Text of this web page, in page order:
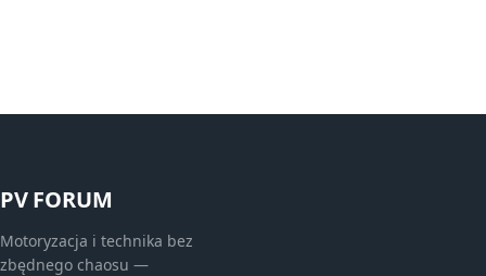
PV FORUM
Motoryzacja i technika bez
zbędnego chaosu —